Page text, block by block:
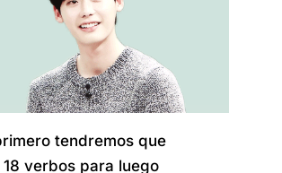
tendremos que
verbos para luego